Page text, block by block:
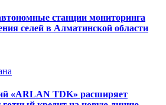
станции мониторинга
селей в Алматинской области
«ARLAN TDK» расширяет